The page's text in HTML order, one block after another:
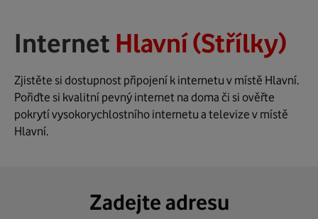
Internet Hlavní (Střílky)
Zjistěte si dostupnost připojení k internetu v místě Hlavní.
Pořiďte si kvalitní pevný internet na doma či si ověřte
pokrytí vysokorychlostního internetu a televize v místě
Hlavní.
Zadejte adresu